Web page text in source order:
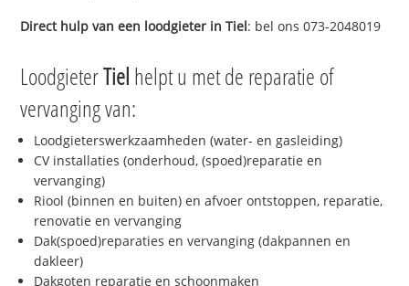
Direct hulp van een loodgieter inTiel: bel ons 073-2048019
LoodgieterTiel helpt u met de reparatie of
vervanging van:
Loodgieterswerkzaamheden (water- en gasleiding)
CV installaties (onderhoud, (spoed)reparatie en
vervanging)
Riool (binnen en buiten) en afvoer ontstoppen, reparatie,
renovatie en vervanging
Dak(spoed)reparaties en vervanging (dakpannen en
dakleer)
Dakgoten reparatie en schoonmaken